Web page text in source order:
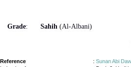
Grade: Sahih (Al-Albani)
Reference : Sunan Abi